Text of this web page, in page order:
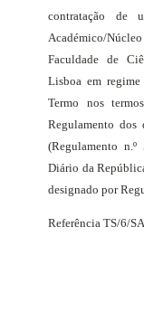
contratação de
Académico/
Faculdade de
Lisboa em regime
Termo nos
Regulamento dos
(Regulamento
Diário da
designado por
Referência TS/6/